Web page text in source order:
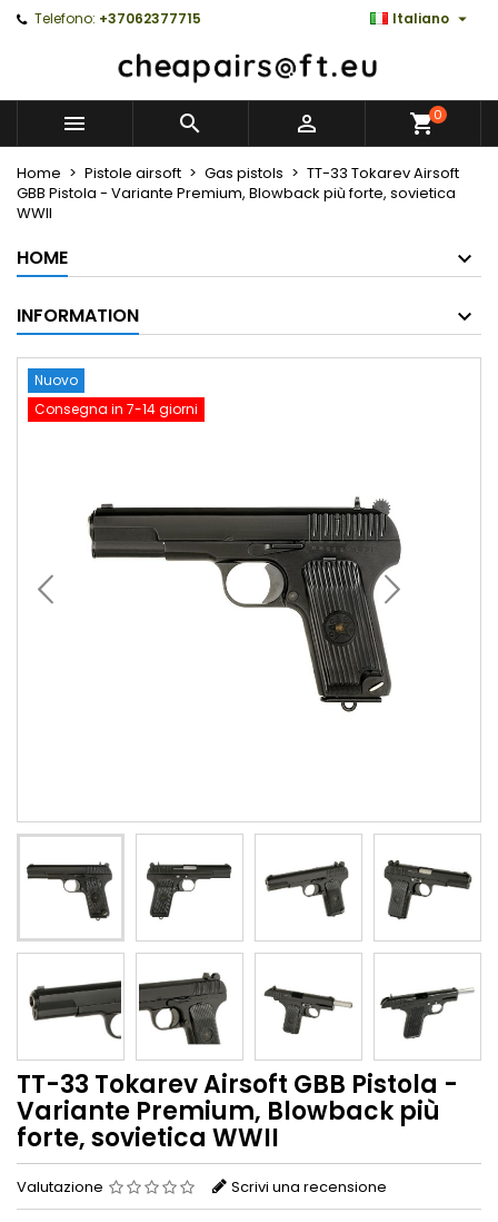
Telefono: +37062377715 Italiano 
   0
Home Pistole airsoft Gas pistols
TT-33 Tokarev Airsoft
GBB Pistola - Variante Premium, Blowback più forte, sovietica
WWII
HOME
INFORMATION
Nuovo
Consegna in 7-14 giorni
TT-33 Tokarev Airsoft GBB Pistola -
Variante Premium, Blowback più
forte, sovietica WWII
Valutazione Scrivi una recensione